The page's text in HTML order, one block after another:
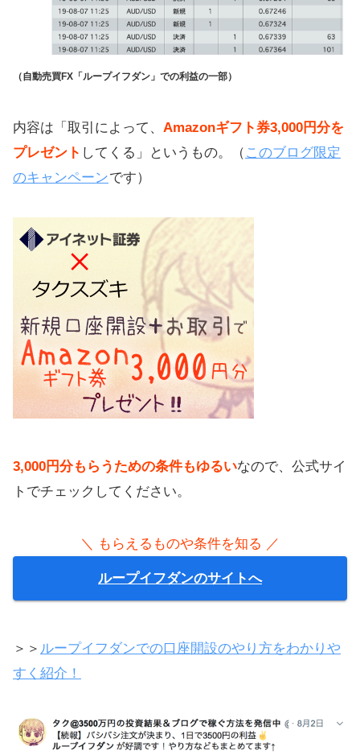
（自動売買FX「ループイフダン」での利益の一部）
内容は「取引によって、 Amazonギフト券3,000円分を
プレゼント してくる」というもの。（ このブログ限定
のキャンペーンです）
3,000円分もらうための条件もゆるいなので、公式サイ
トでチェックしてください。
＼ もらえるものや条件を知る ／
ループイフダンのサイトへ
＞＞ ループイフダンでの口座開設のやり方をわかりや
すく紹介！